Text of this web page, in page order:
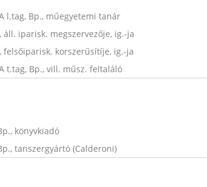
l.tag, Bp., műegyetemi tanár
áll. iparisk. megszervezője, ig.-ja
felsőiparisk. korszerűsítíje, ig.-ja
t.tag, Bp., vill. műsz. feltaláló
könyvkiadó
tanszergyártó (Calderoni)